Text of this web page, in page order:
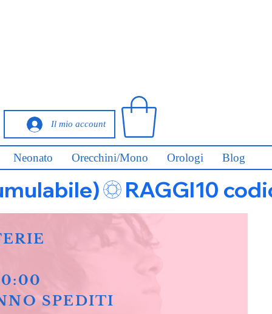
Il mio account
Neonato Orecchini/Mono Orologi Blog
SPEDITI